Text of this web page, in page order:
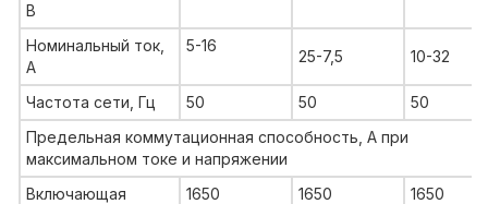
В
Номинальный ток,
А
5-16
25-7,5 10-32
Частота сети, Гц 50 50
50
Предельная коммутационная способность, А при
максимальном токе и напряжении
Включающая
1650 1650
1650